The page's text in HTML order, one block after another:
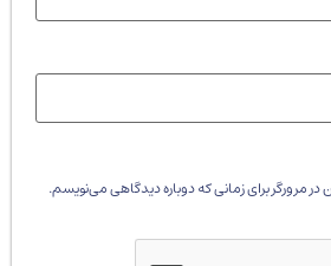
برای زمانی که دوباره دیدگاهی می‌نویسم.